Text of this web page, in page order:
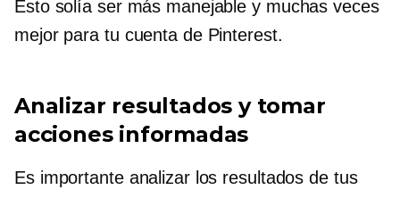
Esto solía ser más manejable y muchas veces
mejor para tu cuenta de Pinterest.
Analizar resultados y tomar
acciones informadas
Es importante analizar los resultados de tus